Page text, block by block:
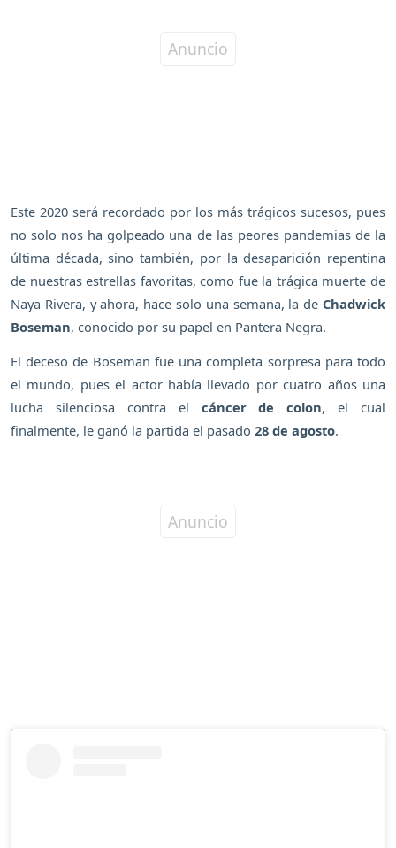
Este 2020 será recordado por los más trágicos sucesos, pues
no solo nos ha golpeado una de las peores pandemias de la
última década, sino también, por la desaparición repentina
de nuestras estrellas favoritas, como fue la trágica muerte de
Naya Rivera, y ahora, hace solo una semana, la de Chadwick
Boseman, conocido por su papel en Pantera Negra.
El deceso de Boseman fue una completa sorpresa para todo
el mundo, pues el actor había llevado por cuatro años una
lucha silenciosa contra el cáncer de colon, el cual
finalmente, le ganó la partida el pasado 28 de agosto.